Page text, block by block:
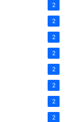
2
2
2
2
2
2
2
2